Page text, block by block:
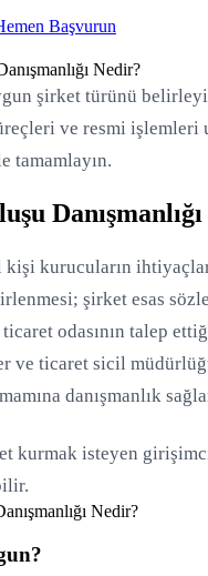
Başvurun
Nedir?
şirket türünü
ve resmi işlemleri
tamamlayın.
kişi kurucuların
şirket esas
odasının talep
ve ticaret sicil
danışmanlık
kurmak isteyen